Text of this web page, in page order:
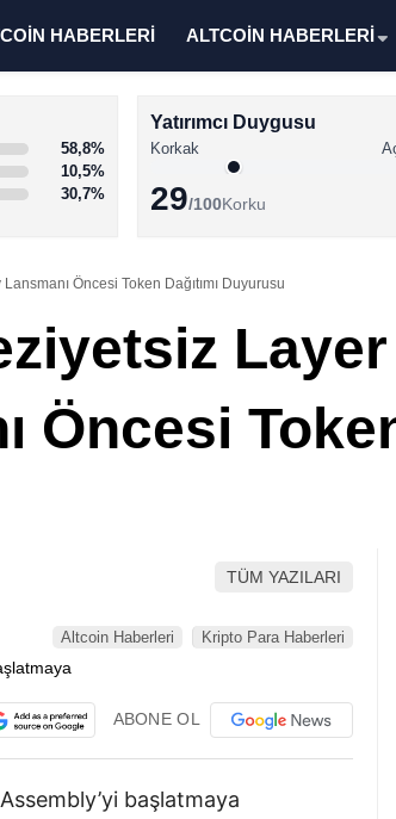
HABERLERİ ALTCOİN HABERLERİ
58,8%
10,5%
30,7%
Yatırımcı Duygusu
Korkak
29/100Korku
Öncesi Token Dağıtımı Duyurusu
Layer
Token
TÜM YAZILARI
Altcoin Haberleri Kripto Para Haberleri
ABONE OL
başlatmaya